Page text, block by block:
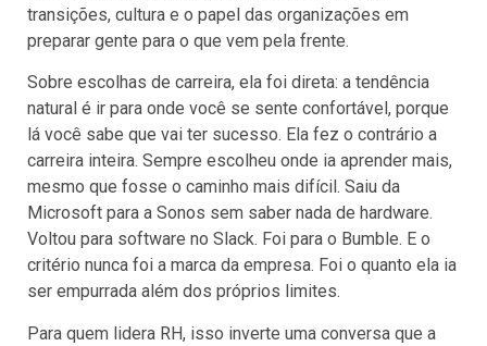
transições, cultura e o papel das organizações em
preparar gente para o que vem pela frente.
Sobre escolhas de carreira, ela foi direta: a tendência
natural é ir para onde você se sente confortável, porque
lá você sabe que vai ter sucesso. Ela fez o contrário a
carreira inteira. Sempre escolheu onde ia aprender mais,
mesmo que fosse o caminho mais difícil. Saiu da
Microsoft para a Sonos sem saber nada de hardware.
Voltou para software no Slack. Foi para o Bumble. E o
critério nunca foi a marca da empresa. Foi o quanto ela ia
ser empurrada além dos próprios limites.
Para quem lidera RH, isso inverte uma conversa que a